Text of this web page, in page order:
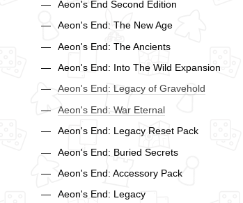
Aeon's End Second Edition
Aeon's End: The New Age
Aeon's End: The Ancients
Aeon's End: Into The Wild Expansion
Aeon's End: Legacy of Gravehold
Aeon's End: War Eternal
Aeon's End: Legacy Reset Pack
Aeon's End: Buried Secrets
Aeon's End: Accessory Pack
Aeon's End: Legacy